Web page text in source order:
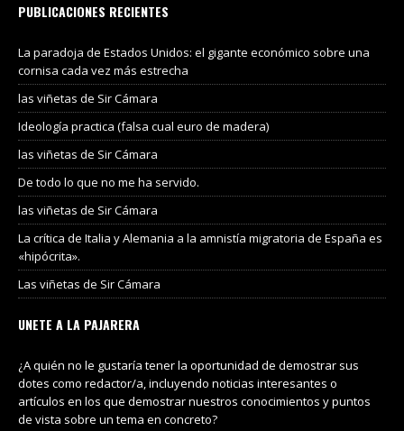
PUBLICACIONES RECIENTES
La paradoja de Estados Unidos: el gigante económico sobre una
cornisa cada vez más estrecha
las viñetas de Sir Cámara
Ideología practica (falsa cual euro de madera)
las viñetas de Sir Cámara
De todo lo que no me ha servido.
las viñetas de Sir Cámara
La crítica de Italia y Alemania a la amnistía migratoria de España es
«hipócrita».
Las viñetas de Sir Cámara
UNETE A LA PAJARERA
¿A quién no le gustaría tener la oportunidad de demostrar sus
dotes como redactor/a, incluyendo noticias interesantes o
artículos en los que demostrar nuestros conocimientos y puntos
de vista sobre un tema en concreto?